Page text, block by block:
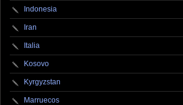
Indonesia
Iran
Italia
Kosovo
Kyrgyzstan
Marruecos